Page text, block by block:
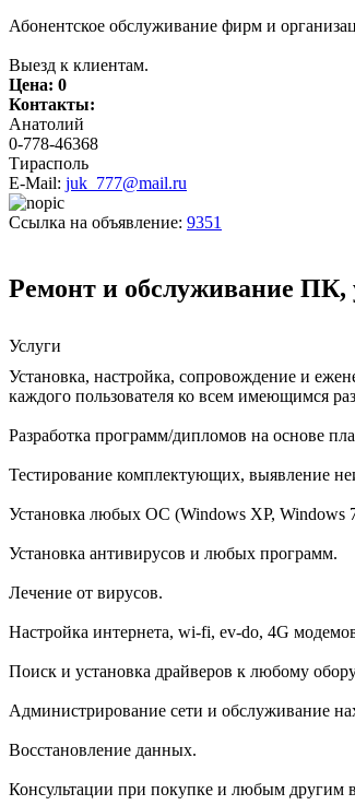
Абонентское обслуживание фирм и
Выезд к клиентам.
Цена: 0
Контакты:
Анатолий
0-778-46368
Тирасполь
E-Mail: juk_777@mail.ru
Ссылка на объявление: 9351
Ремонт и обслуживание ПК,
Услуги
Установка, настройка, сопровождение и
каждого пользователя ко всем имеющимся
Разработка программ/дипломов на основе
Тестирование комплектующих, выявление
Установка любых ОС (Windows XP, Windows
Установка антивирусов и любых программ.
Лечение от вирусов.
Настройка интернета, wi-fi, ev-do, 4G
Поиск и установка драйверов к любому
Администрирование сети и обслуживание
Восстановление данных.
Консультации при покупке и любым другим